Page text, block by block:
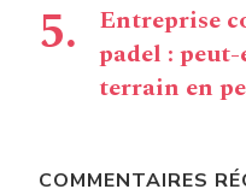
Entreprise
padel :
terrain en
COMMENTAIRES